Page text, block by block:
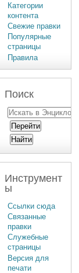
Категории
контента
Свежие правки
Популярные
страницы
Правила
Поиск
Инструмент
ы
Ссылки сюда
Связанные
правки
Служебные
страницы
Версия для
печати